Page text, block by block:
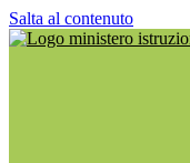
Salta al contenuto